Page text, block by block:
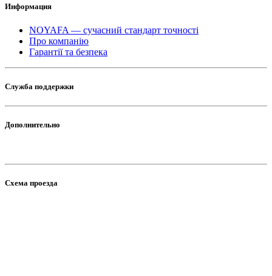
Информация
NOYAFA — сучасний стандарт точності
Про компанію
Гарантії та безпека
Служба поддержки
Дополнительно
Схема проезда